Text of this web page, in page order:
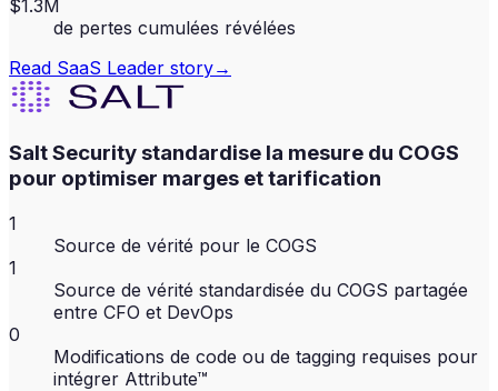
$1.3M
de pertes cumulées révélées
Read SaaS Leader story→
Salt Security standardise la mesure du COGS
pour optimiser marges et tarification
1
Source de vérité pour le COGS
1
Source de vérité standardisée du COGS partagée
entre CFO et DevOps
0
Modifications de code ou de tagging requises pour
intégrer Attribute™